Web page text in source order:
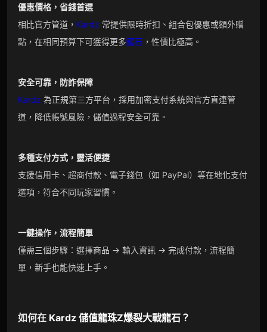
優惠價格，省錢首選
相比官方管道， Kardz 常提供限時折扣、組合包優惠或額外贈
點，在相同預算下可獲得更多龍石 ，性價比極高。
安全可靠，防詐保障
Kardz 為正規第三方平台，採用加密支付系統與官方直連管
道，降低帳號風險，儲值過程安全可靠。
多種支付方式，靈活便捷
支援信用卡、超商付款、電子錢包（如 PayPal）等在地化支付
選項，符合不同玩家習慣。
一鍵操作，流程簡單
僅需三個步驟：選擇商品 → 輸入資訊 → 完成付款，流程簡
單，新手也能快速上手。
如何在 Kardz儲值龍珠Z爆裂大戰龍石？